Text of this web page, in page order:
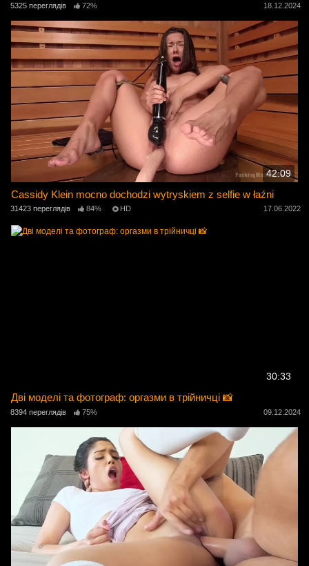
5325 переглядів 72% 18.12.2024
42:09
Cassidy Klein mocno dochodzi wytryskiem z selfie w łaźni
31423 переглядів 84% HD 17.06.2022
30:33
Дві моделі та фотограф: оргазми в трійничці 📸
8394 переглядів 75% 09.12.2024